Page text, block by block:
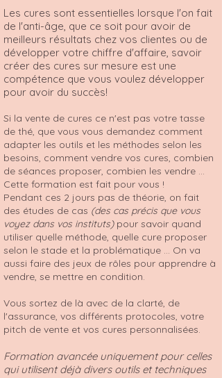
Les cures sont essentielles lorsque l'on fait
de l'anti-âge, que ce soit pour avoir de
meilleurs résultats chez vos clientes ou de
développer votre chiffre d'affaire, savoir
créer des cures sur mesure est une
compétence que vous voulez développer
pour avoir du succès!
Si la vente de cures ce n'est pas votre tasse
de thé, que vous vous demandez comment
adapter les outils et les méthodes selon les
besoins, comment vendre vos cures, combien
de séances proposer, combien les vendre ...
Cette formation est fait pour vous !
Pendant ces 2 jours pas de théorie, on fait
des études de cas (des cas précis que vous
voyez dans vos instituts) pour savoir quand
utiliser quelle méthode, quelle cure proposer
selon le stade et la problématique ... On va
aussi faire des jeux de rôles pour apprendre à
vendre, se mettre en condition.
Vous sortez de là avec de la clarté, de
l'assurance, vos différents protocoles, votre
pitch de vente et vos cures personnalisées.
Formation avancée uniquement pour celles
qui utilisent déjà divers outils et techniques